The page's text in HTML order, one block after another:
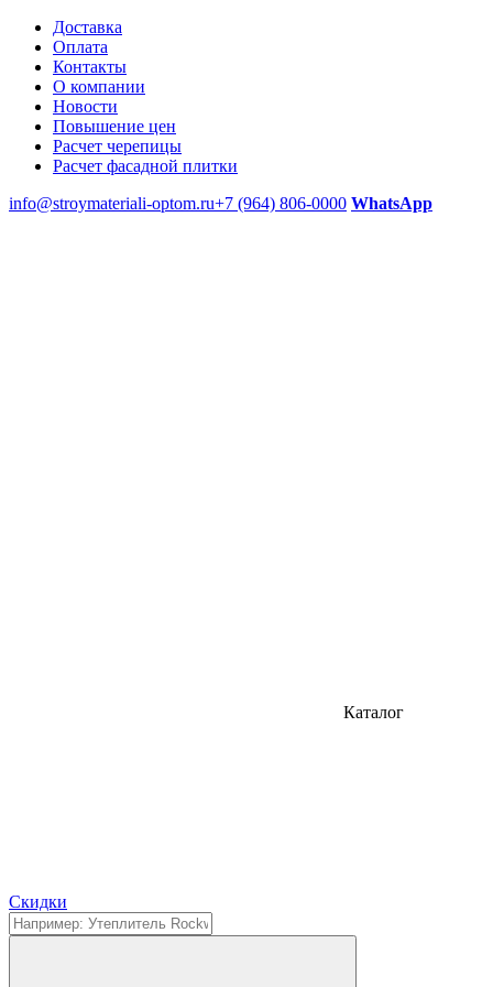
Доставка
Оплата
Контакты
О компании
Новости
Повышение цен
Расчет черепицы
Расчет фасадной плитки
info@stroymateriali-optom.ru+7 (964) 806-0000 WhatsApp
Каталог
Cкидки